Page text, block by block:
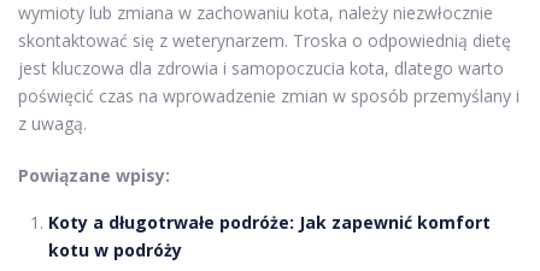
wymioty lub zmiana w zachowaniu kota, należy niezwłocznie
skontaktować się z weterynarzem. Troska o odpowiednią dietę
jest kluczowa dla zdrowia i samopoczucia kota, dlatego warto
poświęcić czas na wprowadzenie zmian w sposób przemyślany i
z uwagą.
Powiązane wpisy:
Koty a długotrwałe podróże: Jak zapewnić komfort
kotu w podróży